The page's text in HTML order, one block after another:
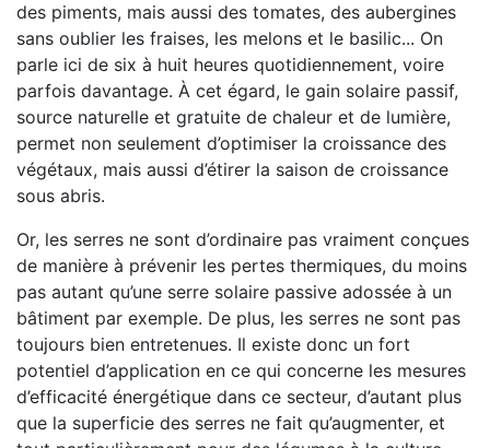
des piments, mais aussi des tomates, des aubergines
sans oublier les fraises, les melons et le basilic... On
parle ici de six à huit heures quotidiennement, voire
parfois davantage. À cet égard, le gain solaire passif,
source naturelle et gratuite de chaleur et de lumière,
permet non seulement d’optimiser la croissance des
végétaux, mais aussi d’étirer la saison de croissance
sous abris.
Or, les serres ne sont d’ordinaire pas vraiment conçues
de manière à prévenir les pertes thermiques, du moins
pas autant qu’une serre solaire passive adossée à un
bâtiment par exemple. De plus, les serres ne sont pas
toujours bien entretenues. Il existe donc un fort
potentiel d’application en ce qui concerne les mesures
d’efficacité énergétique dans ce secteur, d’autant plus
que la superficie des serres ne fait qu’augmenter, et